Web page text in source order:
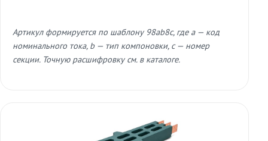
Артикул формируется по шаблону 98ab8c, где a — код
номинального тока, b — тип компоновки, c — номер
секции. Точную расшифровку см. в каталоге.